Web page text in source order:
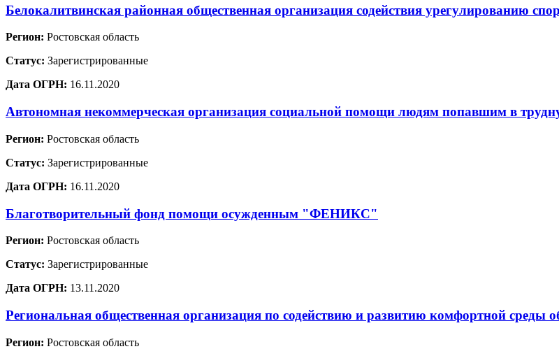
Белокалитвинская районная общественная организация содействия урегулированию
Регион: Ростовская область
Статус: Зарегистрированные
Дата ОГРН: 16.11.2020
Автономная некоммерческая организация социальной помощи людям попавшим в
Регион: Ростовская область
Статус: Зарегистрированные
Дата ОГРН: 16.11.2020
Благотворительный фонд помощи осужденным "ФЕНИКС"
Регион: Ростовская область
Статус: Зарегистрированные
Дата ОГРН: 13.11.2020
Региональная общественная организация по содействию и развитию комфортной среды
Регион: Ростовская область